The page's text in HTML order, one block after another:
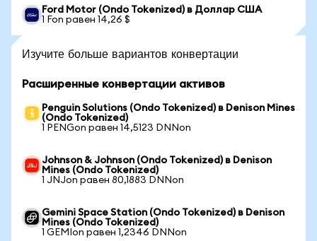
Ford Motor (Ondo Tokenized) в Доллар США
1 Fon равен 14,26 $
Изучите больше вариантов конвертации
Расширенные конвертации активов
Penguin Solutions (Ondo Tokenized) в Denison Mines
(Ondo Tokenized)
1 PENGon равен 14,5123 DNNon
Johnson & Johnson (Ondo Tokenized) в Denison
Mines (Ondo Tokenized)
1 JNJon равен 80,1883 DNNon
Gemini Space Station (Ondo Tokenized) в Denison
Mines (Ondo Tokenized)
1 GEMIon равен 1,2346 DNNon